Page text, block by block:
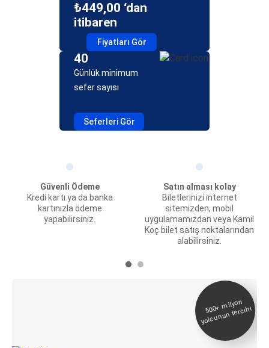
₺449,00 ‘dan
itibaren
Fiyatları Gör
40
Günlük minimum
sefer sayısı
Seferleri Gör
Güvenli Ödeme
Kredi kartı ya da banka
kartınızla ödeme
yapabilirsiniz.
Satın alması kolay
Biletlerinizi internet
sitemizden, mobil
uygulamamızdan veya Kamil
Koç bilet satış noktalarından
alabilirsiniz.
500+
milyon
yolcunun tercihi